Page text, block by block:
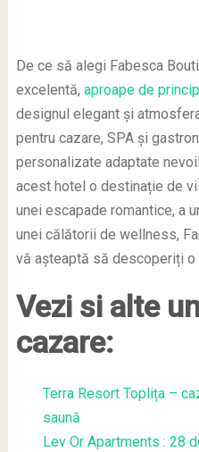
De ce să alegi Fabesca
excelentă, aproape de
designul elegant și
pentru cazare, SPA și
personalizate adaptate
acest hotel o destinație de
unei escapade romantice, a
unei călătorii de wellness,
vă așteaptă să descoperiți
Vezi si alte
cazare:
Terra Resort Toplița –
saună
Lev Or Apartments : 28